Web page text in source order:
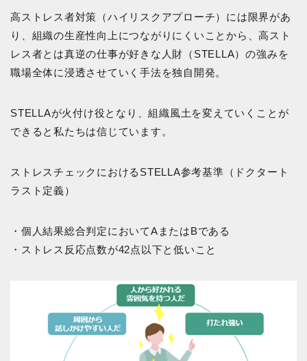
高ストレス者対策（ハイリスクアプローチ）には限界があ
り、組織の生産性向上につながりにくいことから、高スト
レス者とは真逆の仕事が好きな人財（STELLA）の強みを
職場全体に浸透させていく手法を独自開発。
STELLAが火付け役となり、組織風土を変えていくことが
できると私たちは信じています。
ストレスチェックにおけるSTELLA参考基準（ドクタート
ラスト定義）
・個人結果総合判定においてAまたはBである
・ストレス反応点数が42点以下と低いこと